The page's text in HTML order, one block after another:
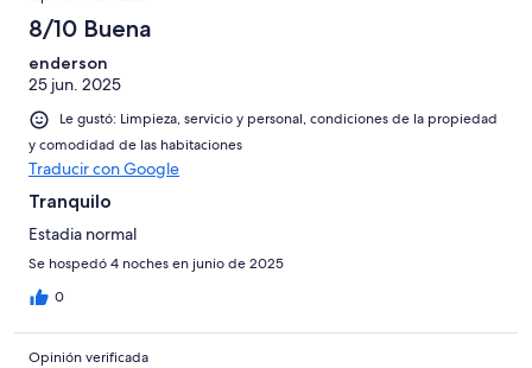
8/10 Buena
enderson
25 jun. 2025
Le gustó: Limpieza, servicio y personal, condiciones de la propiedad
y comodidad de las habitaciones
Traducir con Google
Tranquilo
Estadia normal
Se hospedó 4 noches en junio de 2025
0
Opinión verificada